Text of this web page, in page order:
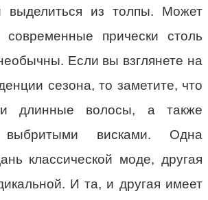
выделиться из толпы. Может
современные прически столь
Если вы взглянете на
сезона, то заметите, что
длинные волосы, а также
висками. Одна
классической моде, другая
И та, и другая имеет